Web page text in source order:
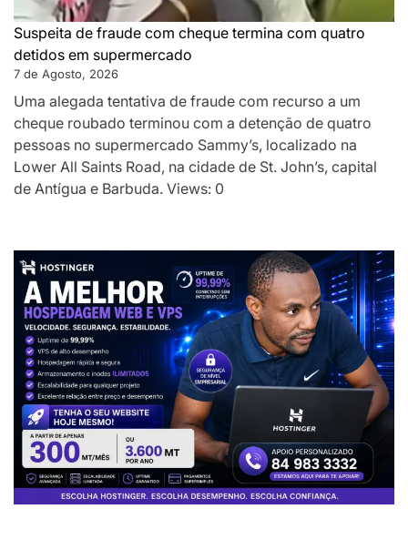
Suspeita de fraude com cheque termina com quatro
detidos em supermercado
7 de Agosto, 2026
Uma alegada tentativa de fraude com recurso a um
cheque roubado terminou com a detenção de quatro
pessoas no supermercado Sammy’s, localizado na
Lower All Saints Road, na cidade de St. John’s, capital
de Antígua e Barbuda. Views: 0